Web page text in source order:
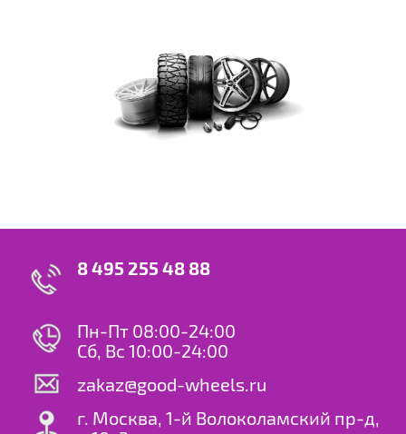
8 495 255 48 88
Пн-Пт 08:00-24:00
Сб, Вс 10:00-24:00
zakaz@good-wheels.ru
г. Москва, 1-й Волоколамский пр-д,